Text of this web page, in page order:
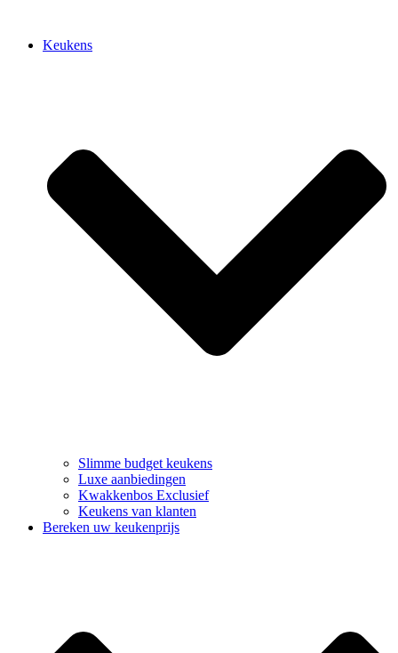
Keukens
Slimme budget keukens
Luxe aanbiedingen
Kwakkenbos Exclusief
Keukens van klanten
Bereken uw keukenprijs